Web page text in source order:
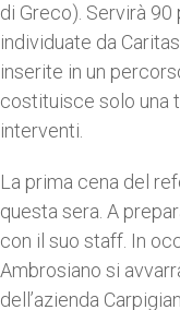
di Greco). Servirà
individuate da
inserite in un
costituisce solo una
interventi.
La prima cena del
questa sera. A
con il suo staff. In
Ambrosiano si
dell’azienda